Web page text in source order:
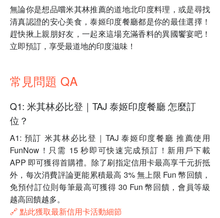
無論你是想品嚐米其林推薦的道地北印度料理，或是尋找
清真認證的安心美食，泰姬印度餐廳都是你的最佳選擇！
趕快揪上親朋好友，一起來這場充滿香料的異國饗宴吧！
立即預訂，享受最道地的印度滋味！
常見問題 QA
Q1: 米其林必比登｜TAJ 泰姬印度餐廳 怎麼訂
位？
A1: 預訂 米其林必比登｜TAJ 泰姬印度餐廳 推薦使用
FunNow！只需 15 秒即可快速完成預訂！新用戶下載
APP 即可獲得首購禮。除了刷指定信用卡最高享千元折抵
外，每次消費評論更能累積最高 3% 無上限 Fun 幣回饋，
免預付訂位則每筆最高可獲得 30 Fun 幣回饋，會員等級
越高回饋越多。
🔗 點此獲取最新信用卡活動細節